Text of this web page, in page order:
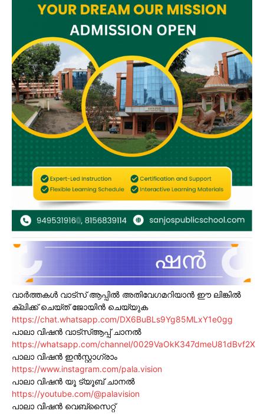
വാർത്തകൾ വാട്സ് ആപ്പിൽ അതിവേഗമറിയാൻ ഈ ലിങ്കിൽ
ക്ലിക്ക് ചെയ്ത് ജോയിൻ ചെയ്യുക
https://chat.whatsapp.com/DX6BuBLs9Yg85MLxY1e0gg
പാലാ വിഷൻ വാട്സ്ആപ്പ് ചാനൽ
https://whatsapp.com/channel/0029VaOkK347dmeU81dBvf2X
പാലാ വിഷൻ ഇൻസ്റ്റാഗ്രാം
https://www.instagram.com/pala.vision
പാലാ വിഷൻ യൂ ട്യൂബ് ചാനൽ
https://youtube.com/@palavision
പാലാ വിഷൻ വെബ്സൈറ്റ്